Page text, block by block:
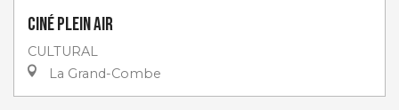
Ciné plein air
CULTURAL
La Grand-Combe